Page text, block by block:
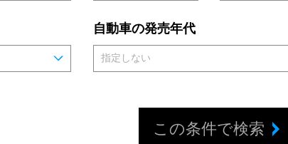
自動車の発売年代
この条件で検索